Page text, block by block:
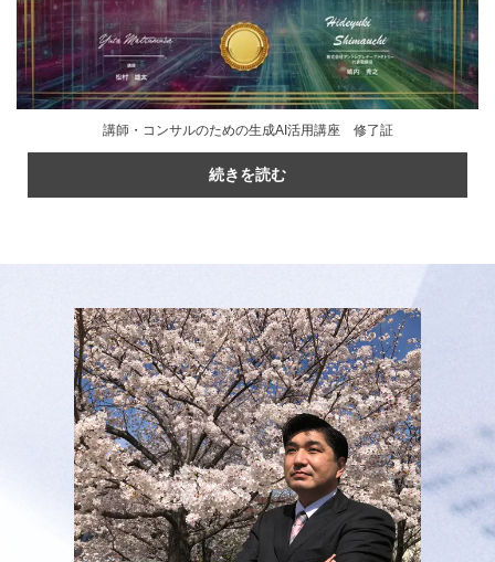
講師・コンサルのための生成AI活用講座 修了証
続きを読む